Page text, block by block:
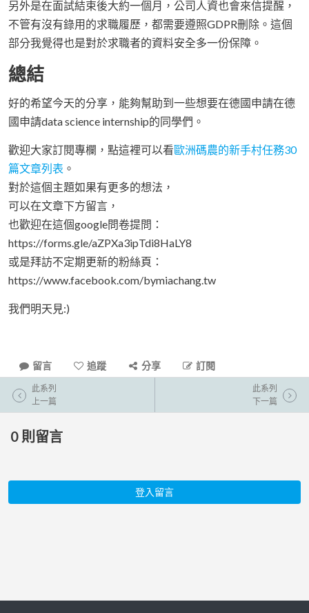
另外是在面試結束後大約一個月，公司人資也會來信提醒，
不管有沒有錄用的求職履歷，都需要遵照GDPR刪除。這個
部分我覺得也是對於求職者的資料安全多一份保障。
總結
好的希望今天的分享，能夠幫助到一些想要在德國申請在德
國申請data science internship的同學們。
歡迎大家訂閱專欄，點這裡可以看歐洲碼農的新手村任務30
篇文章列表 。
對於這個主題如果有更多的想法，
可以在文章下方留言，
也歡迎在這個google問卷提問：
https://forms.gle/aZPXa3ipTdi8HaLY8
或是拜訪不定期更新的粉絲頁：
https://www.facebook.com/bymiachang.tw
我們明天見:)
留言 追蹤 分享 訂閱
此系列
上一篇
此系列
下一篇
0 則留言
登入留言